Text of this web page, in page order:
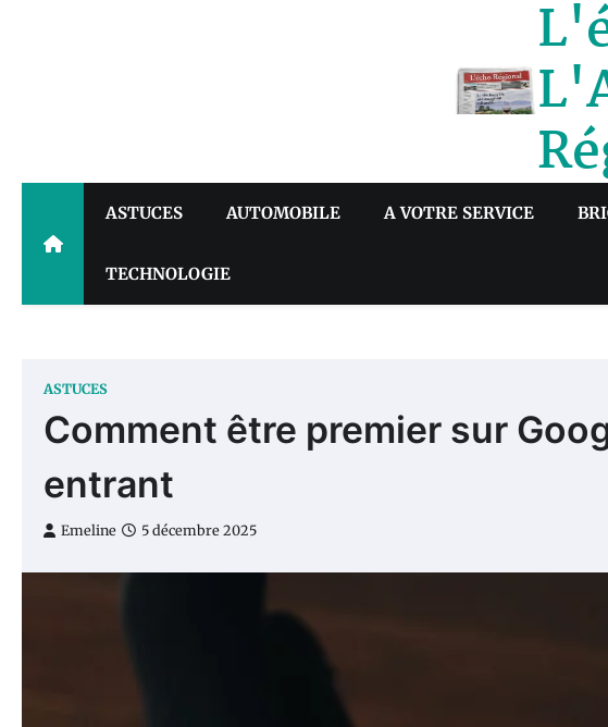
ASTUCES AUTOMOBILE A VOTRE SERVICE
TECHNOLOGIE
ASTUCES
Comment être premier sur
entrant
Emeline 5 décembre 2025